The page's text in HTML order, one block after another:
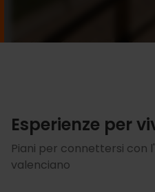
Esperienze per
Piani per connettersi con
valenciano